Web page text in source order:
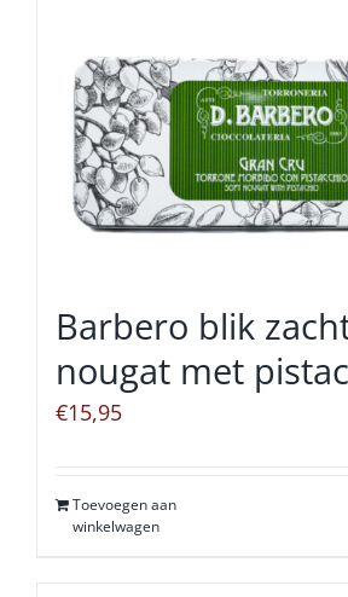
Barbero blik
nougat met
€15,95
Toevoegen aan
winkelwagen